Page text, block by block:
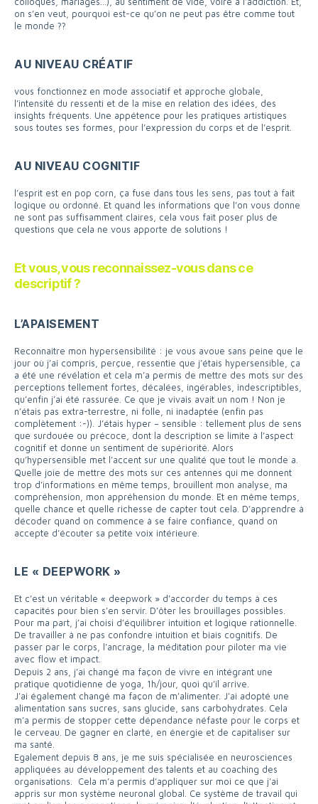
on s’en veut, pourquoi est-ce qu’on ne peut pas être comme tout
le monde ??
AU NIVEAU CRÉATIF
vous fonctionnez en mode associatif et approche globale,
l’intensité du ressenti et de la mise en relation des idées, des
insights fréquents. Une appétence pour les pratiques artistiques
sous toutes ses formes, pour l’expression du corps et de l’esprit.
AU NIVEAU COGNITIF
l’esprit est en pop corn, ça fuse dans tous les sens, pas tout à fait
logique ou ordonné. Et quand les informations que l’on vous donne
ne sont pas suffisamment claires, cela vous fait poser plus de
questions que cela ne vous apporte de solutions !
Et vous, vous reconnaissez-vous dans ce
descriptif ?
L’APAISEMENT
Reconnaitre mon hypersensibilité : je vous avoue sans peine que le
jour où j’ai compris, perçue, ressentie que j’étais hypersensible, ça
a été une révélation et cela m’a permis de mettre des mots sur des
perceptions tellement fortes, décalées, ingérables, indescriptibles,
qu’enfin j’ai été rassurée. Ce que je vivais avait un nom ! Non je
n’étais pas extra-terrestre, ni folle, ni inadaptée (enfin pas
complètement :-)). J’étais hyper – sensible : tellement plus de sens
que surdouée ou précoce, dont la description se limite à l’aspect
cognitif et donne un sentiment de supériorité. Alors
qu’hypersensible met l’accent sur une qualité que tout le monde a.
Quelle joie de mettre des mots sur ces antennes qui me donnent
trop d’informations en même temps, brouillent mon analyse, ma
compréhension, mon appréhension du monde. Et en même temps,
quelle chance et quelle richesse de capter tout cela. D’apprendre à
décoder quand on commence à se faire confiance, quand on
accepte d’écouter sa petite voix intérieure.
LE « DEEPWORK »
Et c’est un véritable « deepwork » d’accorder du temps à ces
capacités pour bien s’en servir. D’ôter les brouillages possibles.
Pour ma part, j’ai choisi d’équilibrer intuition et logique rationnelle.
De travailler à ne pas confondre intuition et biais cognitifs. De
passer par le corps, l’ancrage, la méditation pour piloter ma vie
avec flow et impact.
Depuis 2 ans, j’ai changé ma façon de vivre en intégrant une
pratique quotidienne de yoga, 1h/jour, quoi qu’il arrive.
J’ai également changé ma façon de m’alimenter. J’ai adopté une
alimentation sans sucres, sans glucide, sans carbohydrates. Cela
m’a permis de stopper cette dépendance néfaste pour le corps et
le cerveau. De gagner en clarté, en énergie et de capitaliser sur
ma santé.
Egalement depuis 8 ans, je me suis spécialisée en neurosciences
appliquées au développement des talents et au coaching des
organisations. Cela m’a permis d’appliquer sur moi ce que j’ai
appris sur mon système neuronal global. Ce système de travail qui